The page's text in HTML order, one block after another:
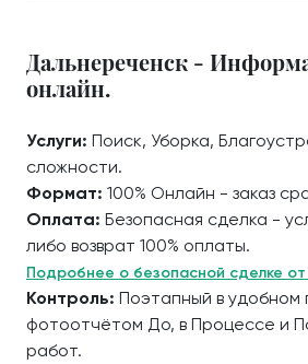
Дальнереченск -
онлайн.
Услуги: Поиск, Уборка,
сложности.
Формат: 100% Онлайн - заказ
Оплата: Безопасная сделка -
либо возврат 100% оплаты.
Подробнее о безопасной сделке
Контроль: Поэтапный в удобном
фотоотчётом До, в Процессе и
работ.